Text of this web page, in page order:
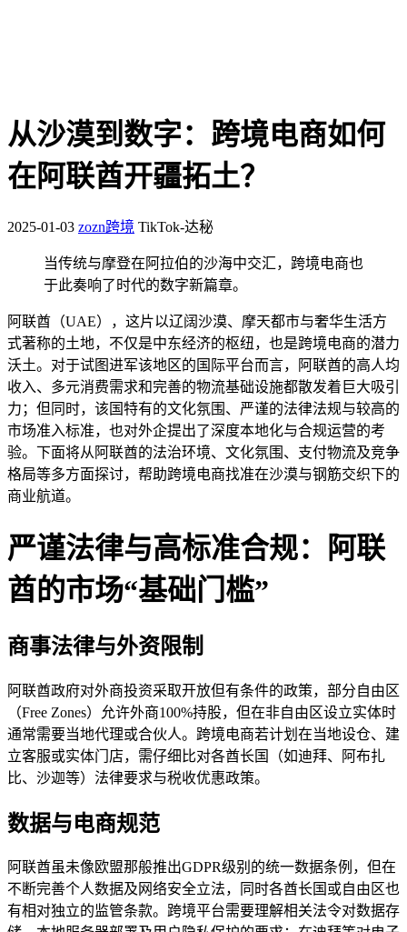
从沙漠到数字：跨境电商如何
在阿联酋开疆拓土？
2025-01-03 zozn跨境 TikTok-达秘
当传统与摩登在阿拉伯的沙海中交汇，跨境电商也
于此奏响了时代的数字新篇章。
阿联酋（UAE），这片以辽阔沙漠、摩天都市与奢华生活方
式著称的土地，不仅是中东经济的枢纽，也是跨境电商的潜力
沃土。对于试图进军该地区的国际平台而言，阿联酋的高人均
收入、多元消费需求和完善的物流基础设施都散发着巨大吸引
力；但同时，该国特有的文化氛围、严谨的法律法规与较高的
市场准入标准，也对外企提出了深度本地化与合规运营的考
验。下面将从阿联酋的法治环境、文化氛围、支付物流及竞争
格局等多方面探讨，帮助跨境电商找准在沙漠与钢筋交织下的
商业航道。
严谨法律与高标准合规：阿联
酋的市场“基础门槛”
商事法律与外资限制
阿联酋政府对外商投资采取开放但有条件的政策，部分自由区
（Free Zones）允许外商100%持股，但在非自由区设立实体时
通常需要当地代理或合伙人。跨境电商若计划在当地设仓、建
立客服或实体门店，需仔细比对各酋长国（如迪拜、阿布扎
比、沙迦等）法律要求与税收优惠政策。
数据与电商规范
阿联酋虽未像欧盟那般推出GDPR级别的统一数据条例，但在
不断完善个人数据及网络安全立法，同时各酋长国或自由区也
有相对独立的监管条款。跨境平台需要理解相关法令对数据存